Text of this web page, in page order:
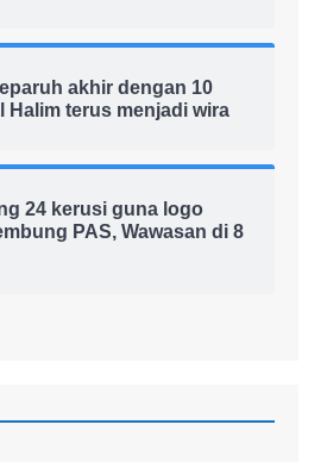
akhir dengan 10
Halim terus menjadi wira
24 kerusi guna logo
PAS, Wawasan di 8